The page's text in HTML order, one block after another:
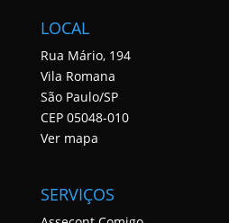
LOCAL
Rua Mário, 194
Vila Romana
São Paulo/SP
CEP 05048-010
Ver mapa
SERVIÇOS